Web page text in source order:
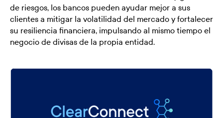
de riesgos, los bancos pueden ayudar mejor a sus
clientes a mitigar la volatilidad del mercado y fortalecer
su resiliencia financiera, impulsando al mismo tiempo el
negocio de divisas de la propia entidad.